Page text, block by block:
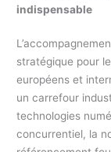
indispensable
stratégique pour
européens et
un carrefour
technologies
concurrentiel, la